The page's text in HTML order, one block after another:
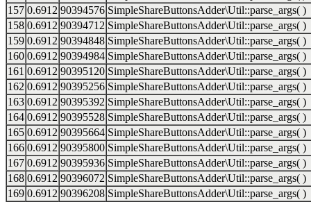
157 0.6912 90394576 SimpleShareButtonsAdder\Util::parse_args( )
158 0.6912 90394712 SimpleShareButtonsAdder\Util::parse_args( )
159 0.6912 90394848 SimpleShareButtonsAdder\Util::parse_args( )
160 0.6912 90394984 SimpleShareButtonsAdder\Util::parse_args( )
161 0.6912 90395120 SimpleShareButtonsAdder\Util::parse_args( )
162 0.6912 90395256 SimpleShareButtonsAdder\Util::parse_args( )
163 0.6912 90395392 SimpleShareButtonsAdder\Util::parse_args( )
164 0.6912 90395528 SimpleShareButtonsAdder\Util::parse_args( )
165 0.6912 90395664 SimpleShareButtonsAdder\Util::parse_args( )
166 0.6912 90395800 SimpleShareButtonsAdder\Util::parse_args( )
167 0.6912 90395936 SimpleShareButtonsAdder\Util::parse_args( )
168 0.6912 90396072 SimpleShareButtonsAdder\Util::parse_args( )
169 0.6912 90396208 SimpleShareButtonsAdder\Util::parse_args( )